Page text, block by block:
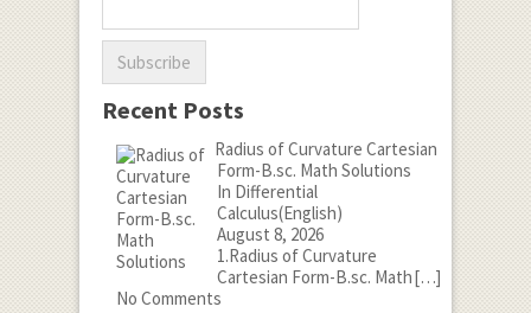
Recent Posts
Radius of Curvature Cartesian
Form-B.sc. Math Solutions
In Differential
Calculus(English)
August 8, 2026
1.Radius of Curvature
Cartesian Form-B.sc. Math[…]
No Comments